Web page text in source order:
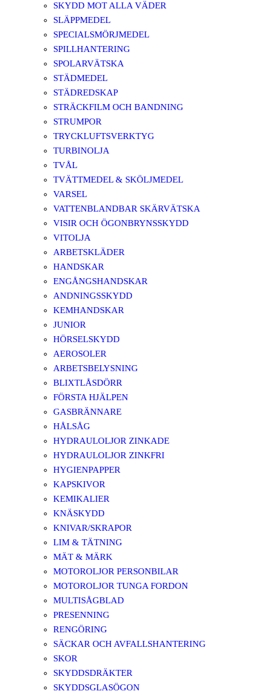
SKYDD MOT ALLA VÄDER
SLÄPPMEDEL
SPECIALSMÖRJMEDEL
SPILLHANTERING
SPOLARVÄTSKA
STÄDMEDEL
STÄDREDSKAP
STRÄCKFILM OCH BANDNING
STRUMPOR
TRYCKLUFTSVERKTYG
TURBINOLJA
TVÅL
TVÄTTMEDEL & SKÖLJMEDEL
VARSEL
VATTENBLANDBAR SKÄRVÄTSKA
VISIR OCH ÖGONBRYNSSKYDD
VITOLJA
ARBETSKLÄDER
HANDSKAR
ENGÅNGSHANDSKAR
ANDNINGSSKYDD
KEMHANDSKAR
JUNIOR
HÖRSELSKYDD
AEROSOLER
ARBETSBELYSNING
BLIXTLÅSDÖRR
FÖRSTA HJÄLPEN
GASBRÄNNARE
HÅLSÅG
HYDRAULOLJOR ZINKADE
HYDRAULOLJOR ZINKFRI
HYGIENPAPPER
KAPSKIVOR
KEMIKALIER
KNÄSKYDD
KNIVAR/SKRAPOR
LIM & TÄTNING
MÄT & MÄRK
MOTOROLJOR PERSONBILAR
MOTOROLJOR TUNGA FORDON
MULTISÅGBLAD
PRESENNING
RENGÖRING
SÄCKAR OCH AVFALLSHANTERING
SKOR
SKYDDSDRÄKTER
SKYDDSGLASÖGON